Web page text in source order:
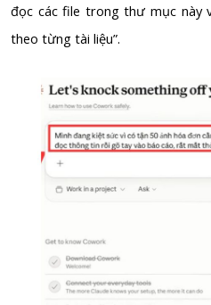
đọc các file trong thư mục này
theo từng tài liệu”.